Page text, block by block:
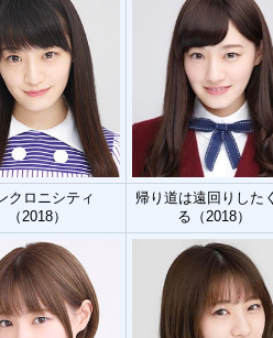
クロニシティ
（2018）
帰り道は遠回りした
る（2018）